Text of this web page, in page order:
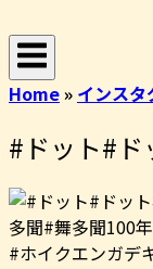
ン
テ
ン
へ
キ
ッ
プ
ー
ム
Home» インスタ
#ドット#ド